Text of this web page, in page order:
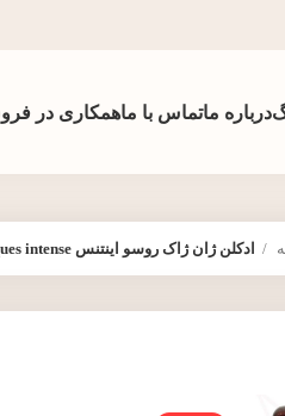
درباره ماتماس با ماهمکاری در
ادکلن ژان ژاک روسو اینتنس Jean Jaccques intense